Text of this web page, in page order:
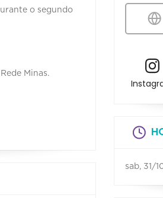
o segundo
Minas.
sab, 31/